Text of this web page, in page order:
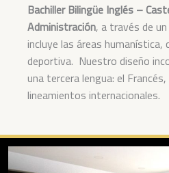
Bachiller Bilingüe Inglés –
Administración, a través de
incluye las áreas
deportiva. Nuestro diseño
una tercera lengua: el
lineamientos internacionales.